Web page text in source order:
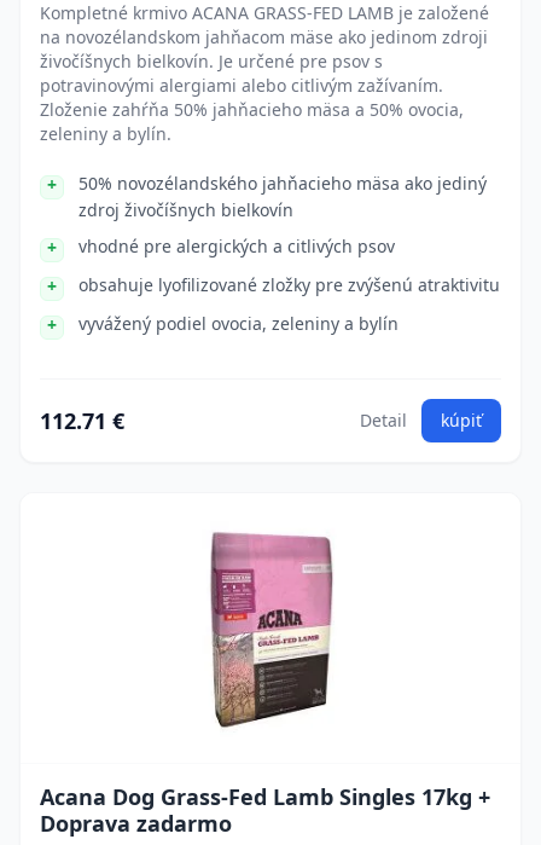
Kompletné krmivo ACANA GRASS-FED LAMB je založené
na novozélandskom jahňacom mäse ako jedinom zdroji
živočíšnych bielkovín. Je určené pre psov s
potravinovými alergiami alebo citlivým zažívaním.
Zloženie zahŕňa 50% jahňacieho mäsa a 50% ovocia,
zeleniny a bylín.
50% novozélandského jahňacieho mäsa ako jediný
zdroj živočíšnych bielkovín
vhodné pre alergických a citlivých psov
obsahuje lyofilizované zložky pre zvýšenú atraktivitu
vyvážený podiel ovocia, zeleniny a bylín
112.71 € Detail kúpiť
Acana Dog Grass-Fed Lamb Singles 17kg +
Doprava zadarmo